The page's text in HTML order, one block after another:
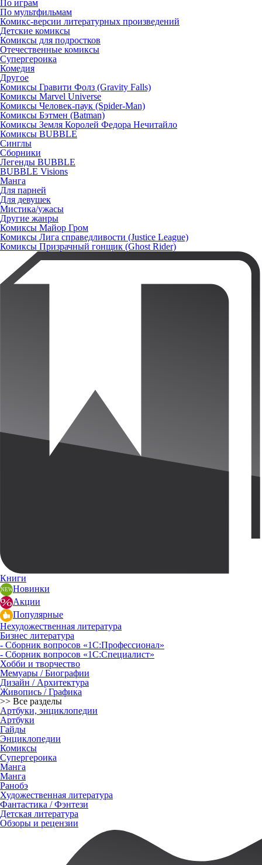
По играм
По мультфильмам
Комикс-версии литературных произведений
Детские комиксы
Комиксы для подростков
Отечественные комиксы
Супергероика
Комедия
Другое
Комиксы Гравити Фолз (Gravity Falls)
Комиксы Marvel Universe
Комиксы Человек-паук (Spider-Man)
Комиксы Бэтмен (Batman)
Комиксы Земля Королей Федора Нечитайло
Комиксы BUBBLE
Синглы
Сборники
Легенды BUBBLE
BUBBLE Visions
Манга
Для парней
Для девушек
Мистика/ужасы
Другие жанры
Комиксы Майор Гром
Комиксы Лига справедливости (Justice League)
Комиксы Призрачный гонщик (Ghost Rider)
Книги
Новинки
Акции
Популярные
Нехудожественная литература
Бизнес литература
- Сборник вопросов «1С:Профессионал»
- Сборник вопросов «1С:Специалист»
Хобби и творчество
Мемуары / Биографии
Дизайн / Архитектура
Живопись / Графика
>> Все разделы
Артбуки, энциклопедии
Артбуки
Гайды
Энциклопедии
Комиксы
Супергероика
Манга
Манга
Ранобэ
Художественная литература
Фантастика / Фэнтези
Детская литература
Обзоры и рецензии